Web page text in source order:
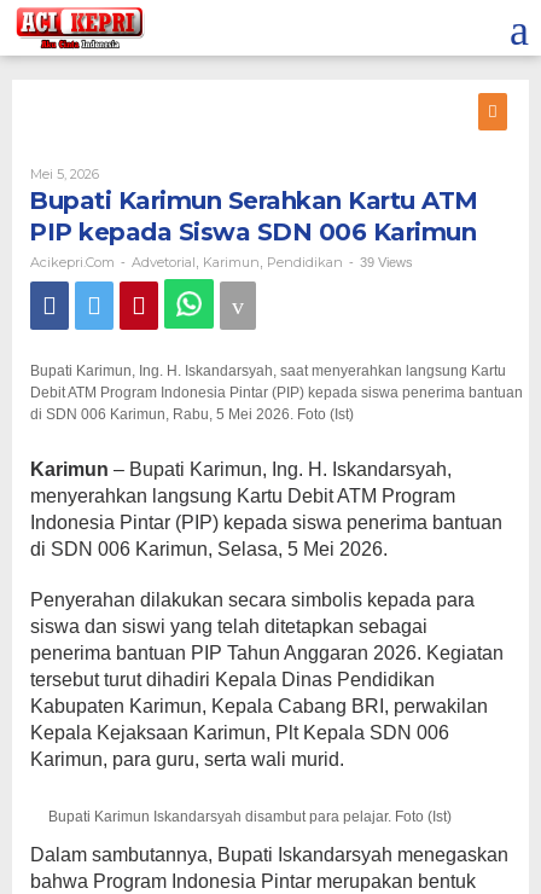
Lewati
ke
konten
Mei 5, 2026Oleh
Acikepri.com
Bupati Karimun Serahkan Kartu ATM
PIP kepada Siswa SDN 006 Karimun
Acikepri.com - Advetorial Karimun Pendidikan - 39 Views
Bupati Karimun, Ing. H. Iskandarsyah, saat menyerahkan langsung Kartu
Debit ATM Program Indonesia Pintar (PIP) kepada siswa penerima bantuan
di SDN 006 Karimun, Rabu, 5 Mei 2026. Foto (Ist)
Karimun – Bupati Karimun, Ing. H. Iskandarsyah,
menyerahkan langsung Kartu Debit ATM Program
Indonesia Pintar (PIP) kepada siswa penerima bantuan
di SDN 006 Karimun, Selasa, 5 Mei 2026.
Penyerahan dilakukan secara simbolis kepada para
siswa dan siswi yang telah ditetapkan sebagai
penerima bantuan PIP Tahun Anggaran 2026. Kegiatan
tersebut turut dihadiri Kepala Dinas Pendidikan
Kabupaten Karimun, Kepala Cabang BRI, perwakilan
Kepala Kejaksaan Karimun, Plt Kepala SDN 006
Karimun, para guru, serta wali murid.
Bupati Karimun Iskandarsyah disambut para pelajar. Foto (Ist)
Dalam sambutannya, Bupati Iskandarsyah menegaskan
bahwa Program Indonesia Pintar merupakan bentuk